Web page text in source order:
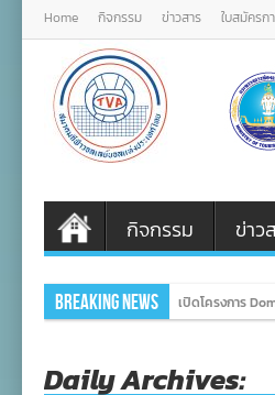
Home กิจกรรม ข่าวสาร ใบสมัครก
กิจกรรม ข่าว
Breaking News เปิดโครงการ
Daily Archives: